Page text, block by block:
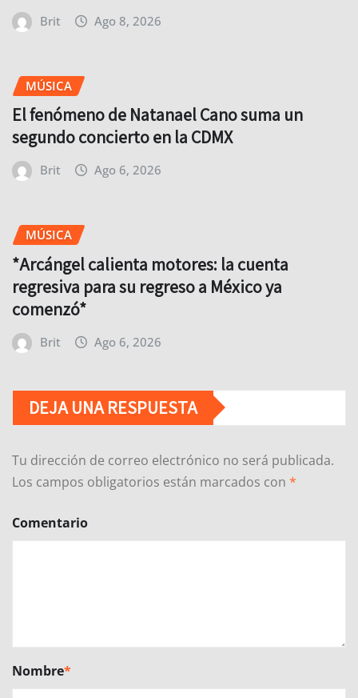
Brit Ago 8, 2026
MÚSICA
El fenómeno de Natanael Cano suma un
segundo concierto en la CDMX
Brit Ago 6, 2026
MÚSICA
*Arcángel calienta motores: la cuenta
regresiva para su regreso a México ya
comenzó*
Brit Ago 6, 2026
DEJA UNA RESPUESTA
Tu dirección de correo electrónico no será publicada.
Los campos obligatorios están marcados con *
Comentario
Nombre*